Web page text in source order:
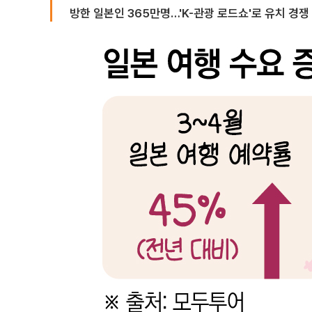
방한 일본인 365만명…'K-관광 로드쇼'로 유치 경쟁